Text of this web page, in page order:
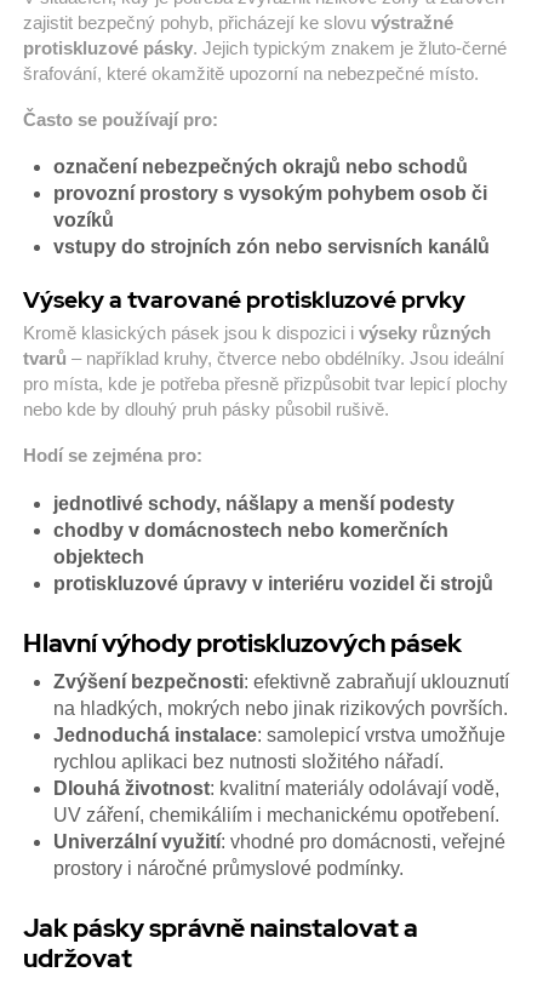
zajistit bezpečný pohyb, přicházejí ke slovu výstražné
protiskluzové pásky. Jejich typickým znakem je žluto-černé
šrafování, které okamžitě upozorní na nebezpečné místo.
Často se používají pro:
označení nebezpečných okrajů nebo schodů
provozní prostory s vysokým pohybem osob či
vozíků
vstupy do strojních zón nebo servisních kanálů
Výseky a tvarované protiskluzové prvky
Kromě klasických pásek jsou k dispozici i výseky různých
tvarů – například kruhy, čtverce nebo obdélníky. Jsou ideální
pro místa, kde je potřeba přesně přizpůsobit tvar lepicí plochy
nebo kde by dlouhý pruh pásky působil rušivě.
Hodí se zejména pro:
jednotlivé schody, nášlapy a menší podesty
chodby v domácnostech nebo komerčních
objektech
protiskluzové úpravy v interiéru vozidel či strojů
Hlavní výhody protiskluzových pásek
Zvýšení bezpečnosti: efektivně zabraňují uklouznutí
na hladkých, mokrých nebo jinak rizikových površích.
Jednoduchá instalace: samolepicí vrstva umožňuje
rychlou aplikaci bez nutnosti složitého nářadí.
Dlouhá životnost: kvalitní materiály odolávají vodě,
UV záření, chemikáliím i mechanickému opotřebení.
Univerzální využití: vhodné pro domácnosti, veřejné
prostory i náročné průmyslové podmínky.
Jak pásky správně nainstalovat a
udržovat